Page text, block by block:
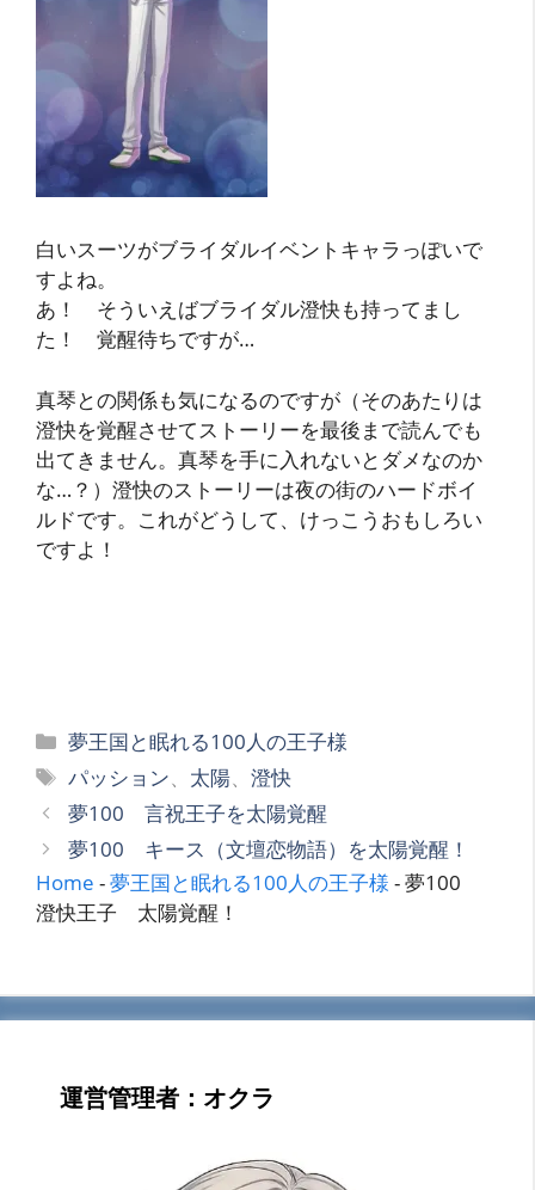
白いスーツがブライダルイベントキャラっぽいで
すよね。
あ！ そういえばブライダル澄快も持ってまし
た！ 覚醒待ちですが…
真琴との関係も気になるのですが（そのあたりは
澄快を覚醒させてストーリーを最後まで読んでも
出てきません。真琴を手に入れないとダメなのか
な…？）澄快のストーリーは夜の街のハードボイ
ルドです。これがどうして、けっこうおもしろい
ですよ！
カ
テ
ゴ
リ
ー
夢王国と眠れる100人の王子様
タ
グ
パッション、 太陽、澄快
夢100 言祝王子を太陽覚醒
夢100 キース（文壇恋物語）を太陽覚醒！
Home -夢王国と眠れる100人の王子様 -夢100
澄快王子 太陽覚醒！
運営管理者：オクラ